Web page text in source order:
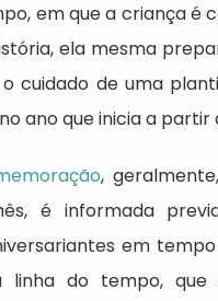
em que a criança é
ela mesma
cuidado de uma
ano que inicia a partir
,
é informada
em
linha do tempo,